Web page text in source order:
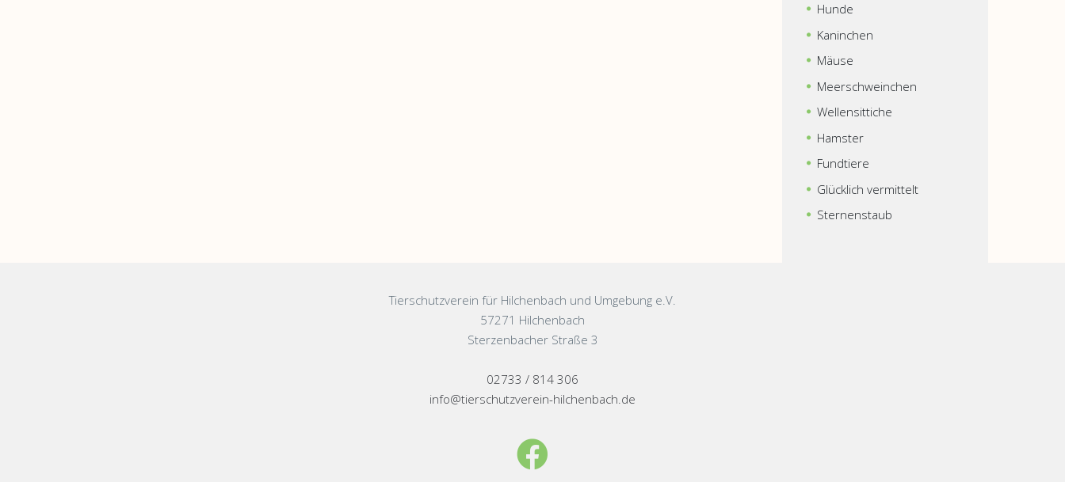
Hunde
Kaninchen
Mäuse
Meerschweinchen
Wellensittiche
Hamster
Fundtiere
Glücklich vermittelt
Sternenstaub
Tierschutzverein für Hilchenbach und Umgebung e.V.
57271 Hilchenbach
Sterzenbacher Straße 3
02733 / 814 306
info@tierschutzverein-hilchenbach.de